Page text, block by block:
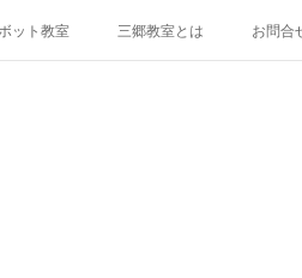
ット教室 三郷教室とは お問合